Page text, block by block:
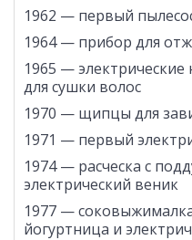
1962 — первый
1964 — прибор для
1965 —
для сушки волос
1970 — щипцы для
1971 — первый
1974 — расческа с
электрический веник
1977 —
йогуртница и